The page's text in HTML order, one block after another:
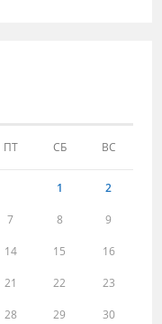
ПТ СБ ВС
1 2
7 8 9
14 15 16
21 22 23
28 29 30